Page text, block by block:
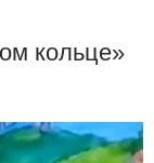
кольце»